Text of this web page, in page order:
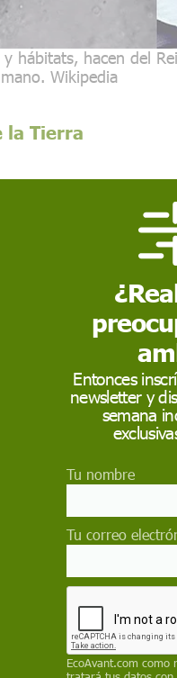
hábitats, hacen del
Wikipedia
la Tierra
grande del
azules. Otros
árboles que
a todos.
Entonces
newsletter y
semana
Tu nombre
Tu correo
EcoAvant.com como